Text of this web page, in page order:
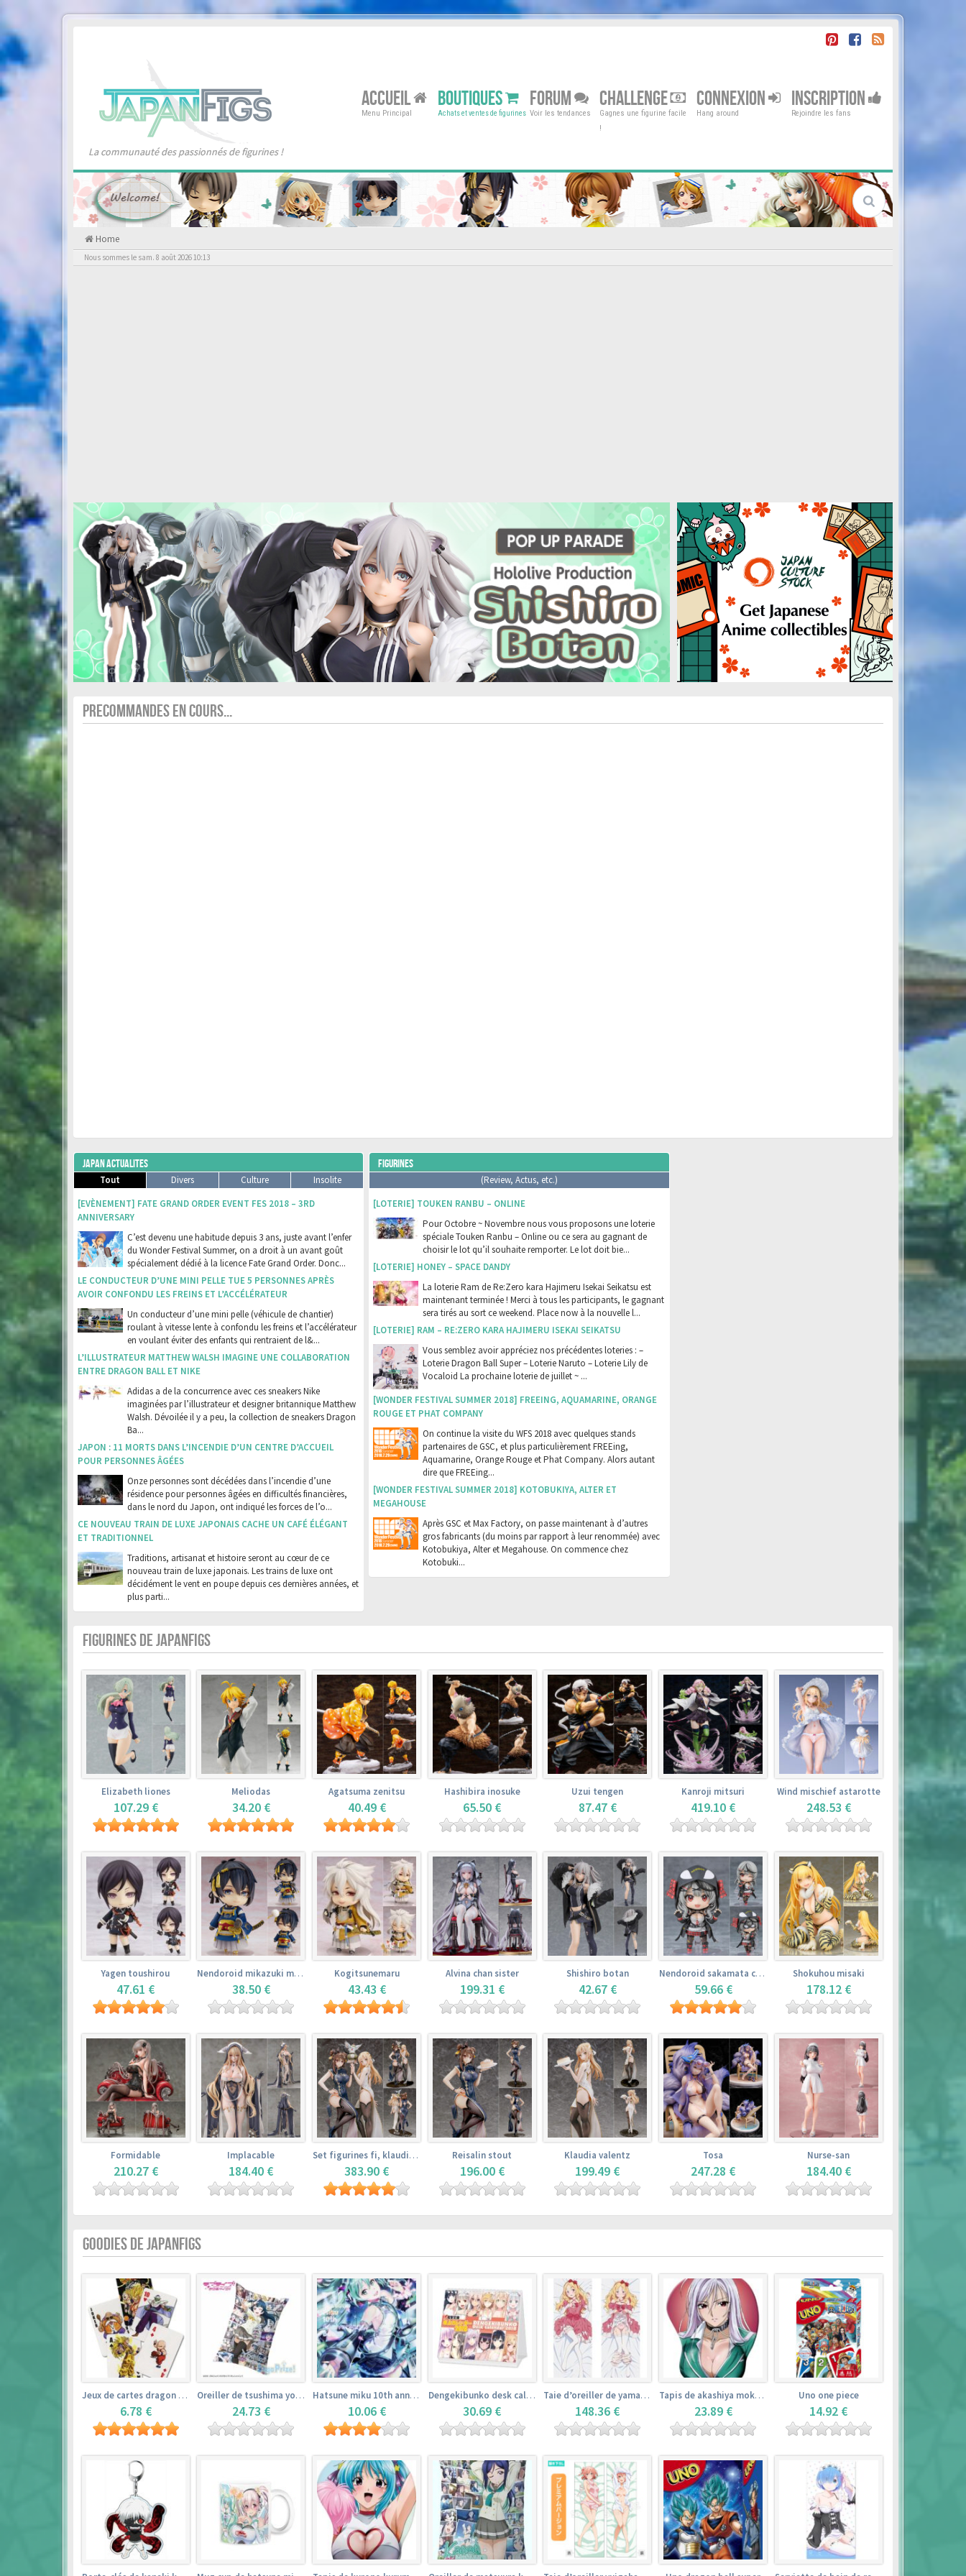
La communauté des passionnés de figurines !
ACCUEIL
Menu Principal
BOUTIQUES
Achats et ventes de figurines
FORUM
Voir les tendances
CHALLENGE
Gagnes une figurine facile
!
CONNEXION
Hang around
INSCRIPTION
Rejoindre les fans
Home
Nous sommes le sam. 8 août 2026 10:13
PRECOMMANDES EN COURS...
JAPAN ACTUALITES
Tout Divers Culture
Insolite
[EVÈNEMENT] FATE GRAND ORDER EVENT FES 2018 – 3RD
ANNIVERSARY
C’est devenu une habitude depuis 3 ans, juste avant l’enfer
du Wonder Festival Summer, on a droit à un avant goût
spécialement dédié à la licence Fate Grand Order. Donc...
LE CONDUCTEUR D’UNE MINI PELLE TUE 5 PERSONNES APRÈS
AVOIR CONFONDU LES FREINS ET L’ACCÉLÉRATEUR
Un conducteur d’une mini pelle (véhicule de chantier)
roulant à vitesse lente à confondu les freins et l’accélérateur
en voulant éviter des enfants qui rentraient de l&...
L’ILLUSTRATEUR MATTHEW WALSH IMAGINE UNE COLLABORATION
ENTRE DRAGON BALL ET NIKE
Adidas a de la concurrence avec ces sneakers Nike
imaginées par l’illustrateur et designer britannique Matthew
Walsh. Dévoilée il y a peu, la collection de sneakers Dragon
Ba...
JAPON : 11 MORTS DANS L’INCENDIE D’UN CENTRE D’ACCUEIL
POUR PERSONNES ÂGÉES
Onze personnes sont décédées dans l’incendie d’une
résidence pour personnes âgées en difficultés financières,
dans le nord du Japon, ont indiqué les forces de l’o...
CE NOUVEAU TRAIN DE LUXE JAPONAIS CACHE UN CAFÉ ÉLÉGANT
ET TRADITIONNEL
Traditions, artisanat et histoire seront au cœur de ce
nouveau train de luxe japonais. Les trains de luxe ont
décidément le vent en poupe depuis ces dernières années, et
plus parti...
FIGURINES
(Review, Actus, etc.)
[LOTERIE] TOUKEN RANBU – ONLINE
Pour Octobre ~ Novembre nous vous proposons une loterie
spéciale Touken Ranbu – Online ou ce sera au gagnant de
choisir le lot qu’il souhaite remporter. Le lot doit bie...
[LOTERIE] HONEY – SPACE DANDY
La loterie Ram de Re:Zero kara Hajimeru Isekai Seikatsu est
maintenant terminée ! Merci à tous les participants, le gagnant
sera tirés au sort ce weekend. Place now à la nouvelle l...
[LOTERIE] RAM – RE:ZERO KARA HAJIMERU ISEKAI SEIKATSU
Vous semblez avoir appréciez nos précédentes loteries : –
Loterie Dragon Ball Super – Loterie Naruto – Loterie Lily de
Vocaloid La prochaine loterie de juillet ~ ...
[WONDER FESTIVAL SUMMER 2018] FREEING, AQUAMARINE, ORANGE
ROUGE ET PHAT COMPANY
On continue la visite du WFS 2018 avec quelques stands
partenaires de GSC, et plus particulièrement FREEing,
Aquamarine, Orange Rouge et Phat Company. Alors autant
dire que FREEing...
[WONDER FESTIVAL SUMMER 2018] KOTOBUKIYA, ALTER ET
MEGAHOUSE
Après GSC et Max Factory, on passe maintenant à d’autres
gros fabricants (du moins par rapport à leur renommée) avec
Kotobukiya, Alter et Megahouse. On commence chez
Kotobuki...
FIGURINES DE JAPANFIGS
Elizabeth liones
107.29 €
Meliodas
34.20 €
Agatsuma zenitsu
40.49 €
Hashibira inosuke
65.50 €
Uzui tengen
87.47 €
Kanroji mitsuri
419.10 €
Wind mischief astarotte
248.53 €
Yagen toushirou
47.61 €
Nendoroid mikazuki munechika
38.50 €
Kogitsunemaru
43.43 €
Alvina chan sister
199.31 €
Shishiro botan
42.67 €
Nendoroid sakamata chloe
59.66 €
Shokuhou misaki
178.12 €
Formidable
210.27 €
Implacable
184.40 €
Set figurines fi, klaudia valentz, reisalin stout
383.90 €
Reisalin stout
196.00 €
Klaudia valentz
199.49 €
Tosa
247.28 €
Nurse-san
184.40 €
GOODIES DE JAPANFIGS
Jeux de cartes dragon ball
6.78 €
Oreiller de tsushima yoshiko (35cm×53cm) – love live! sunshine!!
24.73 €
Hatsune miku 10th anniversary book
10.06 €
Dengekibunko desk calendar 2018
30.69 €
Taie d’oreiller de yamada elf – eromanga sensei
148.36 €
Tapis de akashiya moka – rosario + vampire
23.89 €
Uno one piece
14.92 €